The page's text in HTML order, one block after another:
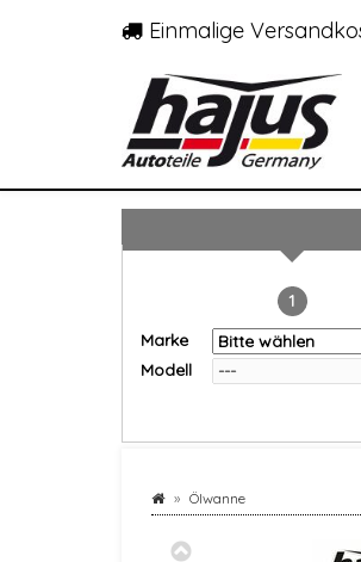
Einmalige
1
Marke
Modell
Ölwanne